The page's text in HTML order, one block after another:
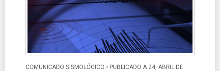
COMUNICADO SISMOLÓGICO • PUBLICADO A 24, ABRIL DE